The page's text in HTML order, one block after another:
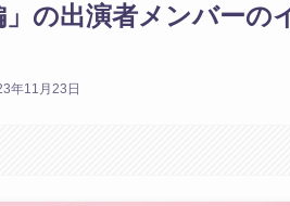
」の出演者メンバーの
年11月23日